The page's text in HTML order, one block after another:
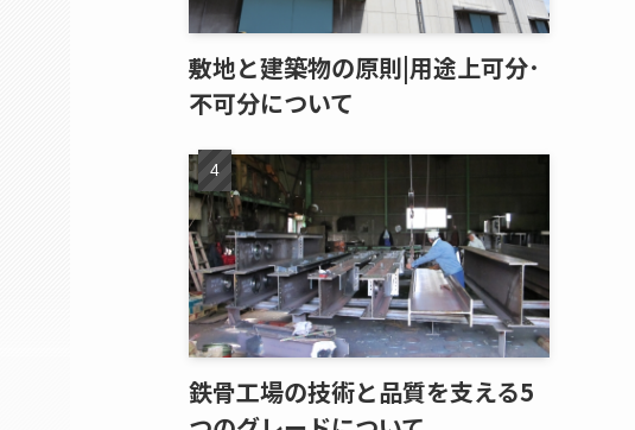
敷地と建築物の原則|用途上可分･
不可分について
鉄骨工場の技術と品質を支える5